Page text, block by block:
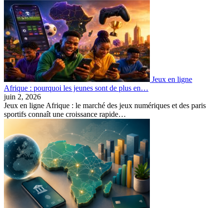
Jeux en ligne
Afrique : pourquoi les jeunes sont de plus en…
juin 2, 2026
Jeux en ligne Afrique : le marché des jeux numériques et des paris
sportifs connaît une croissance rapide…